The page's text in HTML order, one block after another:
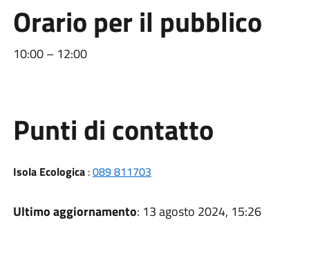
Orario per il pubblico
10:00 – 12:00
Punti di contatto
Isola Ecologica:089 811703
Ultimo aggiornamento: 13 agosto 2024, 15:26